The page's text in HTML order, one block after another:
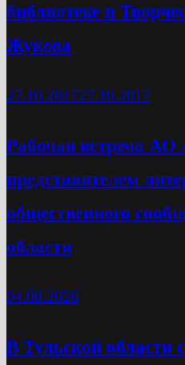
библиотеке и
Жукова
27.10.201727.10.2017
Рабочая встреча
представителем
общественного
области
04.08.2026
В Тульской области